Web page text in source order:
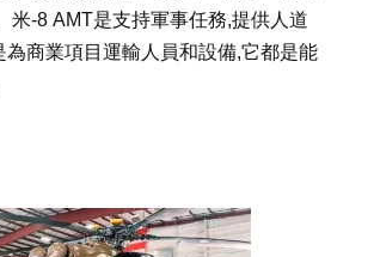
米-8 AMT是支持軍事任務,提供人道
為商業項目運輸人員和設備,它都是能